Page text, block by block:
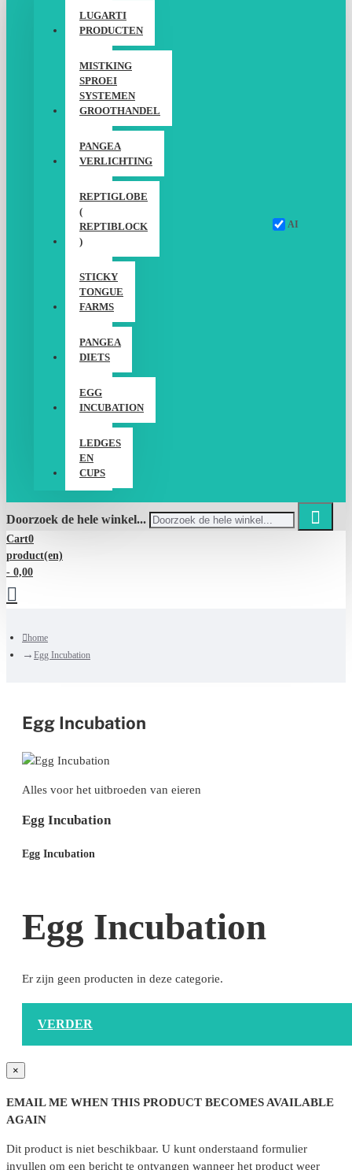
LUGARTI
PRODUCTEN
MISTKING
SPROEI
SYSTEMEN
GROOTHANDEL
PANGEA
VERLICHTING
REPTIGLOBE
(
REPTIBLOCK
)
STICKY
TONGUE
FARMS
PANGEA
DIETS
EGG
INCUBATION
LEDGES
EN
CUPS
Doorzoek de hele winkel...
AI
Cart0
product(en)
- 0,00
home
Egg Incubation
Egg Incubation
Alles voor het uitbroeden van eieren
Egg Incubation
Egg Incubation
Egg Incubation
Er zijn geen producten in deze categorie.
VERDER
×
EMAIL ME WHEN THIS PRODUCT BECOMES AVAILABLE
AGAIN
Dit product is niet beschikbaar. U kunt onderstaand formulier
invullen om een bericht te ontvangen wanneer het product weer